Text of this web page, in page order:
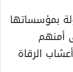
بمؤسساتها
أمنهم
الرقاة